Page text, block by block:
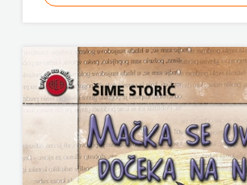
NOVOTEKS
ODEON
OMEGA
LAN